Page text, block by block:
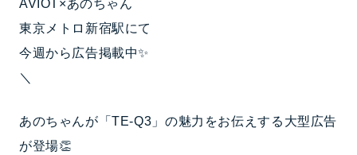
AVIOT×あのちゃん
東京メトロ新宿駅にて
今週から広告掲載中✨
＼
あのちゃんが「TE-Q3」の魅力をお伝えする大型広告
が登場👏